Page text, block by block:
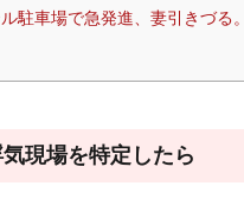
駐車場で急発進、妻引きづる
現場を特定したら